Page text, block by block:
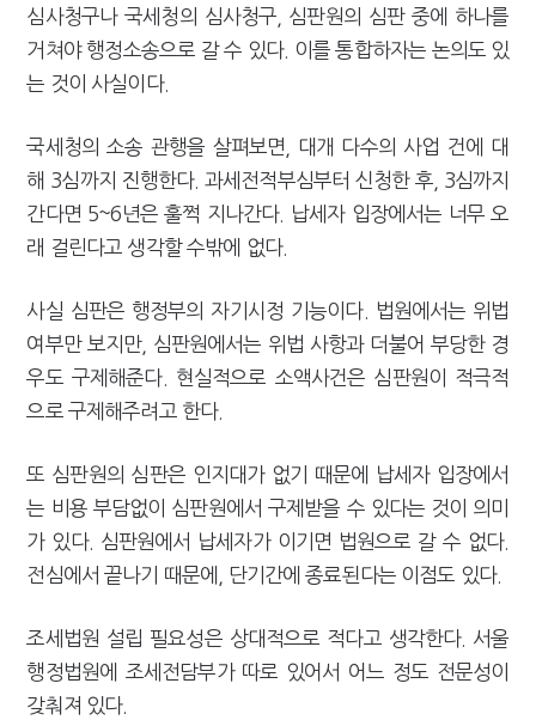
심사청구나 국세청의 심사청구, 심판원의 심판 중에 하나를
거쳐야 행정소송으로 갈 수 있다. 이를 통합하자는 논의도 있
는 것이 사실이다.
국세청의 소송 관행을 살펴보면, 대개 다수의 사업 건에 대
해 3심까지 진행한다. 과세전적부심부터 신청한 후, 3심까지
간다면 5~6년은 훌쩍 지나간다. 납세자 입장에서는 너무 오
래 걸린다고 생각할 수밖에 없다.
사실 심판은 행정부의 자기시정 기능이다. 법원에서는 위법
여부만 보지만, 심판원에서는 위법 사항과 더불어 부당한 경
우도 구제해준다. 현실적으로 소액사건은 심판원이 적극적
으로 구제해주려고 한다.
또 심판원의 심판은 인지대가 없기 때문에 납세자 입장에서
는 비용 부담없이 심판원에서 구제받을 수 있다는 것이 의미
가 있다. 심판원에서 납세자가 이기면 법원으로 갈 수 없다.
전심에서 끝나기 때문에, 단기간에 종료된다는 이점도 있다.
조세법원 설립 필요성은 상대적으로 적다고 생각한다. 서울
행정법원에 조세전담부가 따로 있어서 어느 정도 전문성이
갖춰져 있다.